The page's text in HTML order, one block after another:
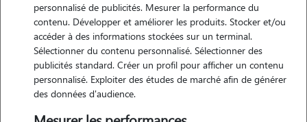
Francoise
TREFLEZ 29430
maison possède des animaux
personnalisé de publicités. Mesurer la performance du
contenu. Développer et améliorer les produits. Stocker et/ou
accéder à des informations stockées sur un terminal.
Sélectionner du contenu personnalisé. Sélectionner des
publicités standard. Créer un profil pour afficher un contenu
personnalisé. Exploiter des études de marché afin de générer
des données d'audience.